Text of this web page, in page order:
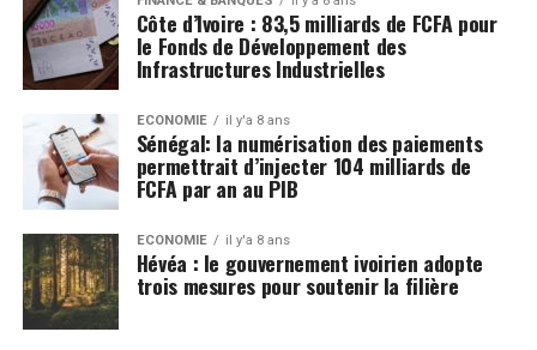
Côte d’Ivoire : 83,5 milliards de FCFA pour
le Fonds de Développement des
Infrastructures Industrielles
ECONOMIE il y'a 8 ans
Sénégal: la numérisation des paiements
permettrait d’injecter 104 milliards de
FCFA par an au PIB
ECONOMIE il y'a 8 ans
Hévéa : le gouvernement ivoirien adopte
trois mesures pour soutenir la filière